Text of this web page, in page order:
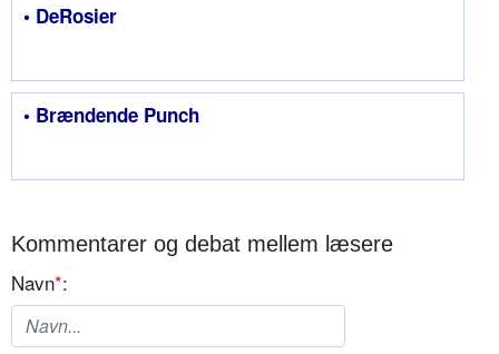
• DeRosier
• Brændende Punch
Kommentarer og debat mellem læsere
Navn*: